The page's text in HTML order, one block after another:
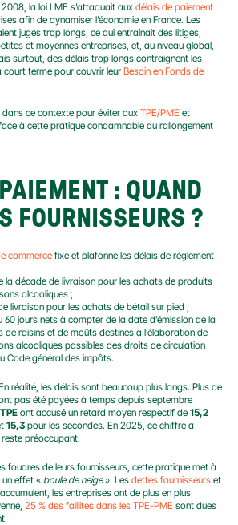
la loi LME s’attaquait aux délais de paiement
afin de dynamiser l’économie en France. Les
jugés trop longs, ce qui entraînait des litiges,
et moyennes entreprises, et, au niveau global,
surtout, des délais trop longs contraignent les
terme pour couvrir leur Besoin en Fonds de
ce contexte pour éviter aux TPE/PME et
à cette pratique condamnable du rallongement
: QUAND
FOURNISSEURS ?
commerce fixe et plafonne les délais de règlement
la décade de livraison pour les achats de produits
alcooliques ;
livraison pour les achats de bétail sur pied ;
60 jours nets à compter de la date d’émission de la
raisins et de moûts destinés à l’élaboration de
alcooliques passibles des droits de circulation
Code général des impôts.
réalité, les délais sont beaucoup plus longs. Plus de
pas été payées à temps depuis septembre
TPE ont accusé un retard moyen respectif de 15,2
15,3 pour les secondes. En 2025, ce chiffre a
préoccupant.
foudres de leurs fournisseurs, cette pratique met à
effet « boule de neige ». Les dettes fournisseurs et
les entreprises ont de plus en plus
25 % des faillites dans les TPE-PME sont dues